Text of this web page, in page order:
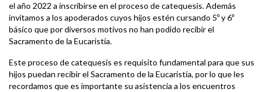
el año 2022 a inscribirse en el proceso de catequesis. Además
invitamos a los apoderados cuyos hijos estén cursando 5º y 6º
básico que por diversos motivos no han podido recibir el
Sacramento de la Eucaristía.
Este proceso de catequesis es requisito fundamental para que sus
hijos puedan recibir el Sacramento de la Eucaristía, por lo que les
recordamos que es importante su asistencia a los encuentros